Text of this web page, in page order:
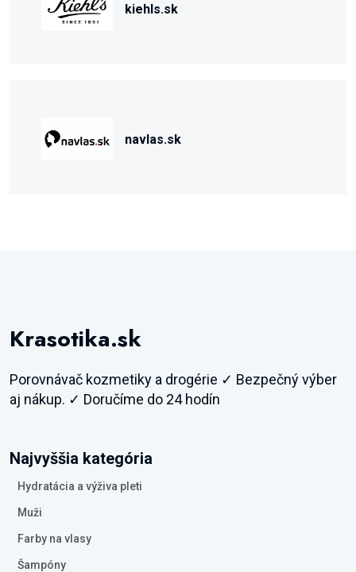
kiehls.sk
navlas.sk
Krasotika.sk
Porovnávač kozmetiky a drogérie ✓ Bezpečný výber
aj nákup. ✓ Doručíme do 24 hodín
Najvyššia kategória
Hydratácia a výživa pleti
Muži
Farby na vlasy
Šampóny